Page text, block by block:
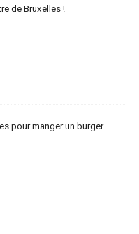
de Bruxelles !
pour manger un burger